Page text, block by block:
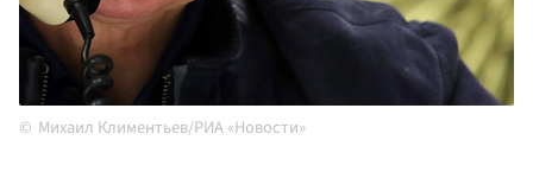
Михаил Климентьев/РИА «Новости»